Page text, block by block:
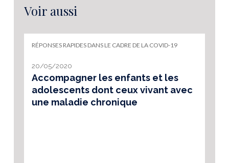
Voir aussi
RÉPONSES RAPIDES DANS LE CADRE DE LA COVID-19
20/05/2020
Accompagner les enfants et les
adolescents dont ceux vivant avec
une maladie chronique